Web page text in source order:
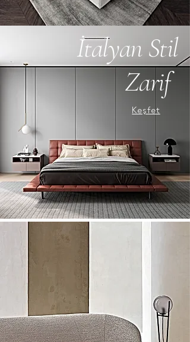
İtalyan Stil
Zarif
Keşfet